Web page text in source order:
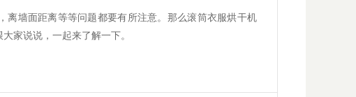
离墙面距离等等问题都要有所注意。那么滚筒衣服烘干机
家说说，一起来了解一下。